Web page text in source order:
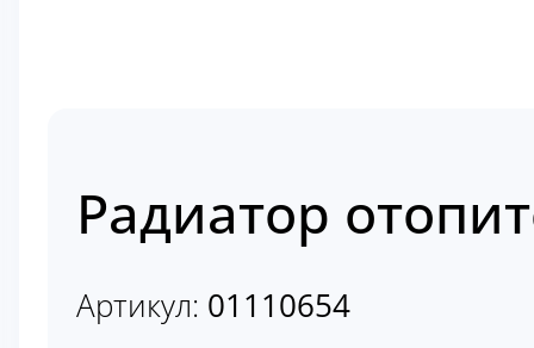
Радиатор
Артикул: 01110654